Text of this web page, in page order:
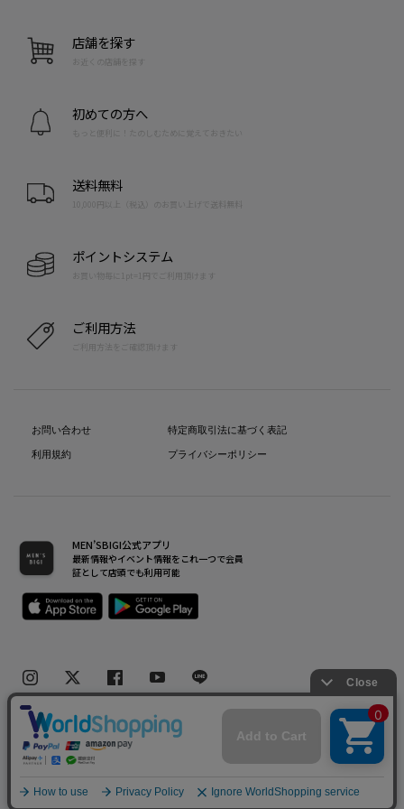
店舗を探す
お近くの店舗を探す
初めての方へ
もっと便利に！たのしむために覚えておきたい
送料無料
10,000円以上（税込）のお買い上げで送料無料
ポイントシステム
お買い物毎に1pt=1円でご利用頂けます
ご利用方法
ご利用方法をご確認頂けます
お問い合わせ
利用規約
特定商取引法に基づく表記
プライバシーポリシー
MEN’SBIGI公式アプリ
最新情報やイベント情報をこれ一つで会員
証として店頭でも利用可能
Copyright(C) Bigi Co.,Ltd.All Rights Reserved.